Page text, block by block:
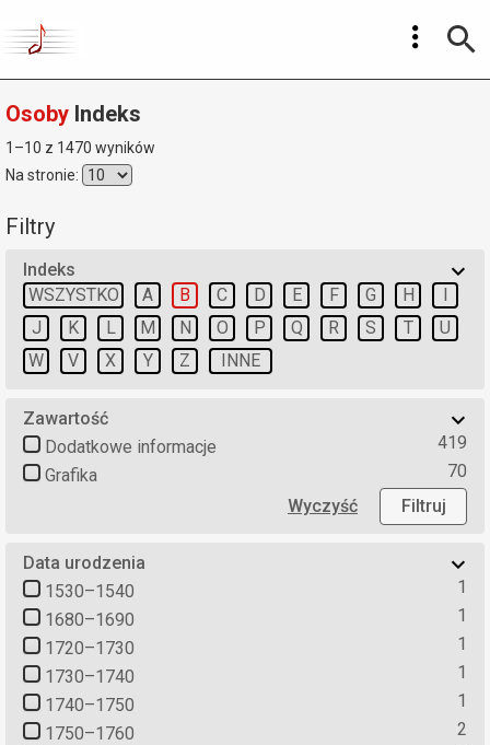
Osoby Indeks
1–10 z 1470 wyników
Na stronie:
Filtry
Indeks
WSZYSTKO
A B C D E F G H
I
J
K L M N O P Q R S T
U
W
V X Y Z INNE
Zawartość
Dodatkowe informacje
419
Grafika
70
Wyczyść
Filtruj
Data urodzenia
1530–1540
1
1680–1690
1
1720–1730
1
1730–1740
1
1740–1750
1
1750–1760
2